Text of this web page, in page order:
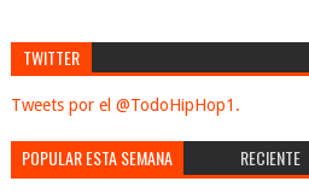
TWITTER
Tweets por el @TodoHipHop1.
POPULAR ESTA SEMANA RECIENTE